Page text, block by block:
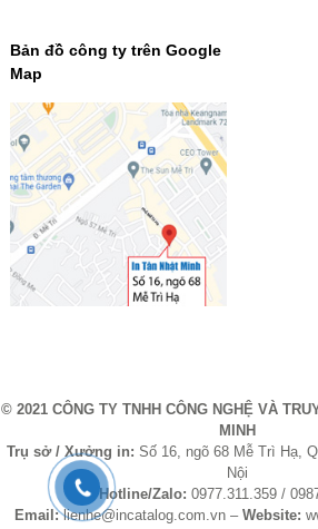
Bản đồ công ty trên Google
Map
© 2021 CÔNG TY TNHH CÔNG NGHỆ VÀ
MINH
Trụ sở / Xưởng in:Số 16, ngõ 68 Mễ Trì Hạ,
Nội
Hotline/Zalo: 0977.311.359 /
Email:lienhe@incatalog.com.vn – Website: